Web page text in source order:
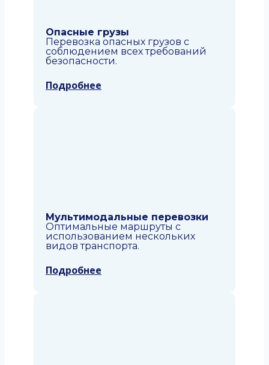
Опасные грузы
Перевозка опасных грузов с
соблюдением всех требований
безопасности.
Подробнее
Мультимодальные перевозки
Оптимальные маршруты с
использованием нескольких
видов транспорта.
Подробнее